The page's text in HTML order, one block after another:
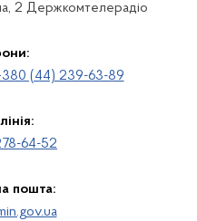
2 Держкомтелерадіо
(44) 239-63-89
64-52
пошта: